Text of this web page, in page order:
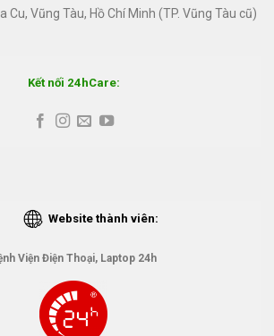
Cu, Vũng Tàu, Hồ Chí Minh (TP. Vũng Tàu cũ)
Kết nối 24hCare:
Website thành viên:
Viện Điện Thoại, Laptop 24h